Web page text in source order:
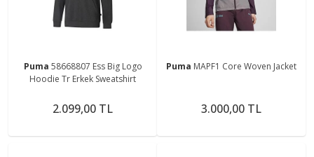
Puma 58668807 Ess Big Logo
Hoodie Tr Erkek Sweatshirt
2.099,00 TL
Puma MAPF1 Core Woven Jacket
3.000,00 TL